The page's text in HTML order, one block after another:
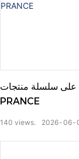
على سلسلة منتجات
PRANCE
2026 06
140 views.